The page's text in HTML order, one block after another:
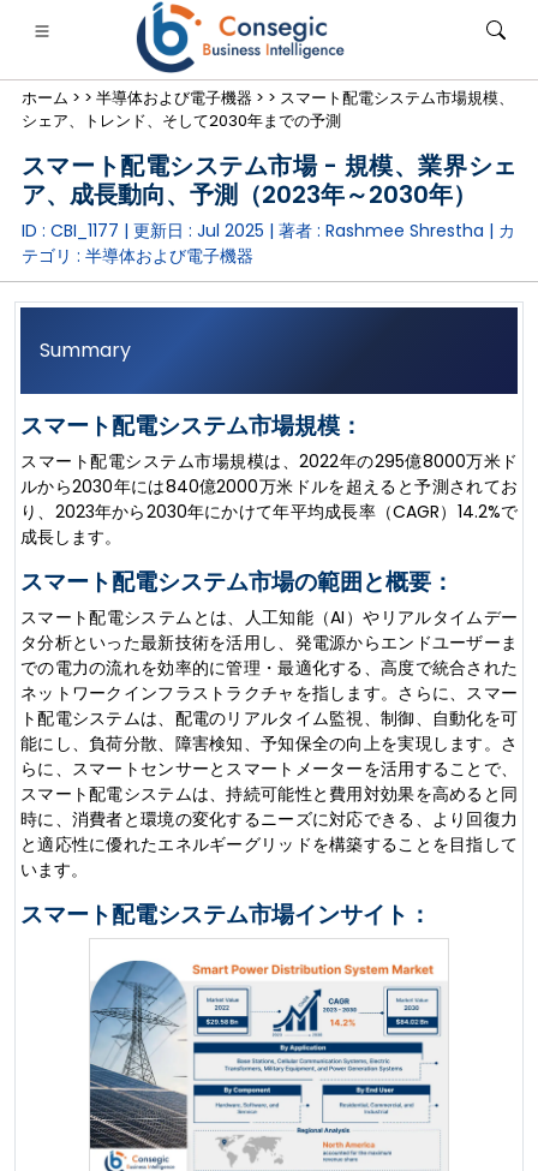
・金融・保険• 消費財 • エネルギーと電力• 食品・飲料
• ケーススタディ
ホーム > > 半導体および電子機器 > > スマート配電システム市場規模、
シェア、トレンド、そして2030年までの予測
スマート配電システム市場 - 規模、業界シェ
ア、成長動向、予測（2023年～2030年）
ID : CBI_1177 | 更新日 : Jul 2025 | 著者 : Rashmee Shrestha | カ
テゴリ : 半導体および電子機器
Summary
スマート配電システム市場規模：
スマート配電システム市場規模は、2022年の295億8000万米ド
ルから2030年には840億2000万米ドルを超えると予測されてお
り、2023年から2030年にかけて年平均成長率（CAGR）14.2%で
成長します。
スマート配電システム市場の範囲と概要：
スマート配電システムとは、人工知能（AI）やリアルタイムデー
タ分析といった最新技術を活用し、発電源からエンドユーザーま
での電力の流れを効率的に管理・最適化する、高度で統合された
ネットワークインフラストラクチャを指します。さらに、スマー
ト配電システムは、配電のリアルタイム監視、制御、自動化を可
能にし、負荷分散、障害検知、予知保全の向上を実現します。さ
らに、スマートセンサーとスマートメーターを活用することで、
スマート配電システムは、持続可能性と費用対効果を高めると同
時に、消費者と環境の変化するニーズに対応できる、より回復力
と適応性に優れたエネルギーグリッドを構築することを目指して
います。
スマート配電システム市場インサイト：